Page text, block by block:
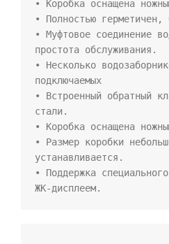
• Коробка оснащена
• Полностью герметичен,
• Муфтовое соединение
простота обслуживания.
• Несколько
подключаемых
• Встроенный обратный
стали.
• Коробка оснащена
• Размер коробки
устанавливается.
• Поддержка
ЖК-дисплеем.